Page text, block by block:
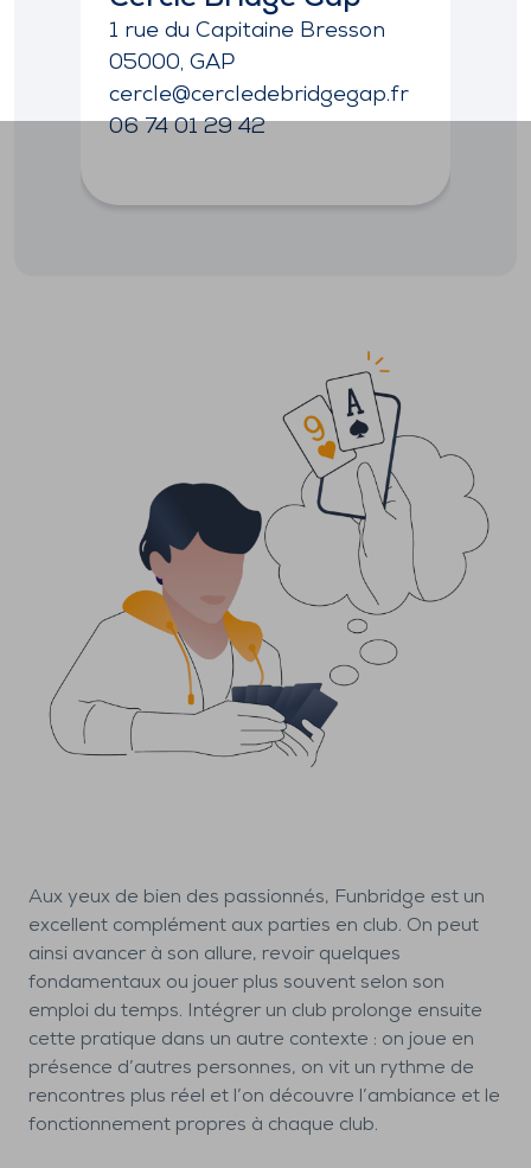
1 rue du Capitaine Bresson
05000, GAP
cercle@cercledebridgegap.fr
06 74 01 29 42
Aux yeux de bien des passionnés, Funbridge est un
excellent complément aux parties en club. On peut
ainsi avancer à son allure, revoir quelques
fondamentaux ou jouer plus souvent selon son
emploi du temps. Intégrer un club prolonge ensuite
cette pratique dans un autre contexte : on joue en
présence d’autres personnes, on vit un rythme de
rencontres plus réel et l’on découvre l’ambiance et le
fonctionnement propres à chaque club.